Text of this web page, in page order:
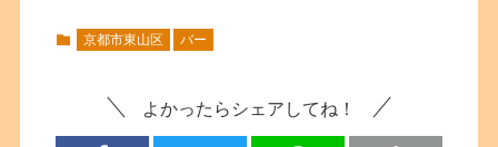
京都市東山区 バー
よかったらシェアしてね！